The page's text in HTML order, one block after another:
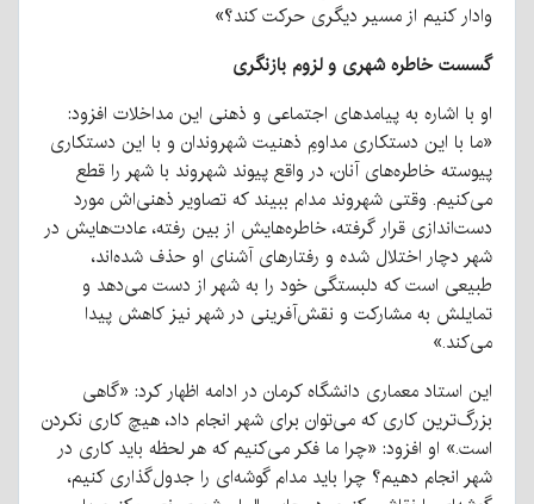
وادار کنیم از مسیر دیگری حرکت کند؟»
گسست خاطره شهری و لزوم بازنگری
او با اشاره به پیامدهای اجتماعی و ذهنی این مداخلات افزود:
«ما با این دستکاری مداومِ ذهنیت شهروندان و با این دستکاری
پیوسته خاطره‌های آنان، در واقع پیوند شهروند با شهر را قطع
می‌کنیم. وقتی شهروند مدام ببیند که تصاویر ذهنی‌اش مورد
دست‌اندازی قرار گرفته، خاطره‌هایش از بین رفته، عادت‌هایش در
شهر دچار اختلال شده و رفتارهای آشنای او حذف شده‌اند،
طبیعی است که دلبستگی خود را به شهر از دست می‌دهد و
تمایلش به مشارکت و نقش‌آفرینی در شهر نیز کاهش پیدا
می‌کند.»
این استاد معماری دانشگاه کرمان در ادامه اظهار کرد: «گاهی
بزرگ‌ترین کاری که می‌توان برای شهر انجام داد، هیچ کاری نکردن
است.» او افزود: «چرا ما فکر می‌کنیم که هر لحظه باید کاری در
شهر انجام دهیم؟ چرا باید مدام گوشه‌ای را جدول‌گذاری کنیم،